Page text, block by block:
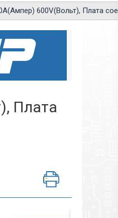
600V(Вольт), Плата
Плата